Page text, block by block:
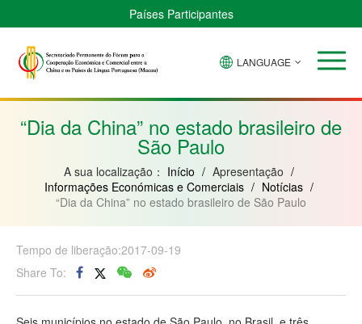
Países Participantes
Verde
Bissau
Guiné
Moçambique
LANGUAGE
“Dia da China” no estado brasileiro de
São Paulo
A sua localização： Início / Apresentação /
Informações Económicas e Comerciais / Notícias /
“Dia da China” no estado brasileiro de São Paulo
Tempo de liberação:2017-09-19
Share To: